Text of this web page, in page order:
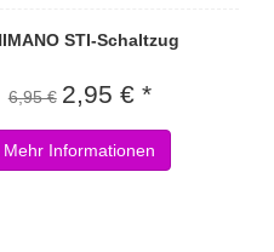
STI-Schaltzug
6,95 € 2,95 € *
Mehr Informationen